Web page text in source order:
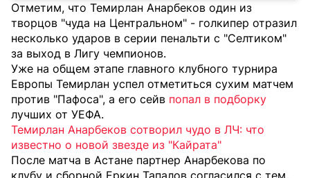
Отметим, что Темирлан Анарбеков один из
творцов "чуда на Центральном" - голкипер отразил
несколько ударов в серии пенальти с "Селтиком"
за выход в Лигу чемпионов.
Уже на общем этапе главного клубного турнира
Европы Темирлан успел отметиться сухим матчем
против "Пафоса", а его сейв попал в подборку
лучших от УЕФА.
Темирлан Анарбеков сотворил чудо в ЛЧ: что
известно о новой звезде из "Кайрата"
После матча в Астане партнер Анарбекова по